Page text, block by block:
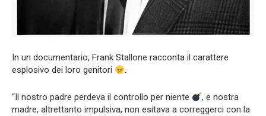
In un documentario, Frank Stallone racconta il carattere
esplosivo dei loro genitori
.
“Il nostro padre perdeva il controllo per niente
, e nostra
madre, altrettanto impulsiva, non esitava a correggerci con la